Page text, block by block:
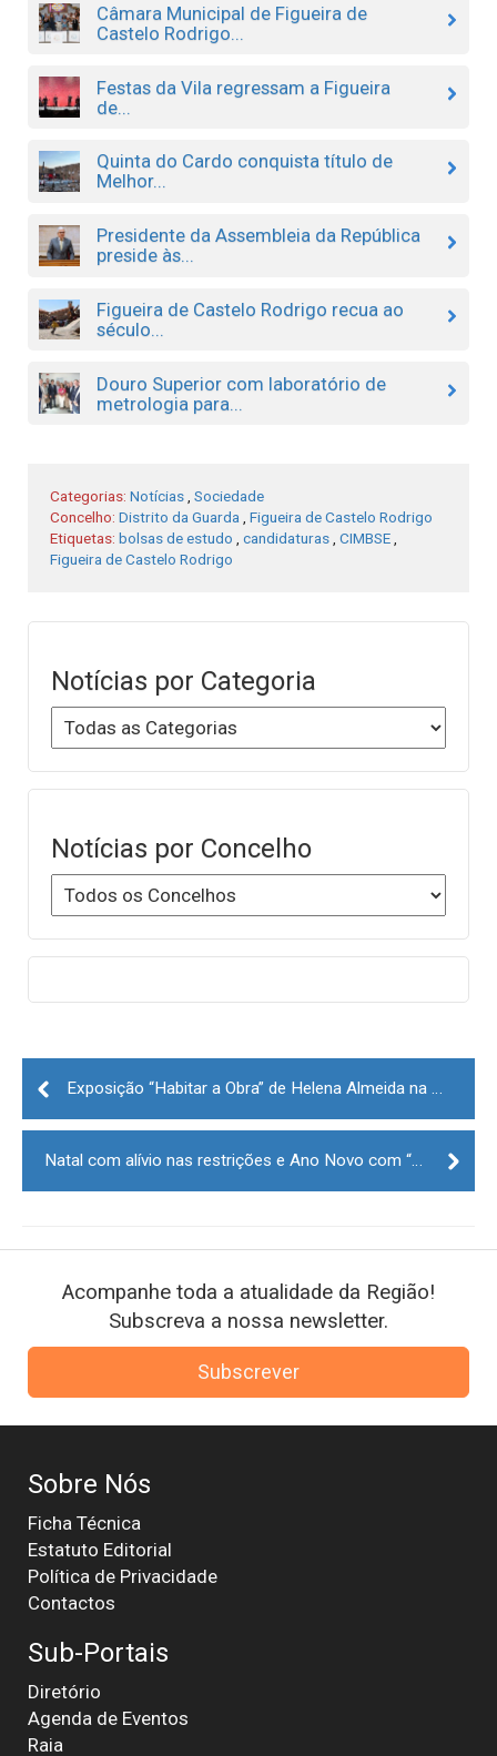
Câmara Municipal de Figueira de
Castelo Rodrigo...
Festas da Vila regressam a Figueira
de...
Quinta do Cardo conquista título de
Melhor...
Presidente da Assembleia da República
preside às...
Figueira de Castelo Rodrigo recua ao
século...
Douro Superior com laboratório de
metrologia para...
Categorias: Notícias, Sociedade
Concelho: Distrito da Guarda, Figueira de Castelo Rodrigo
Etiquetas: bolsas de estudo , candidaturas, CIMBSE,
Figueira de Castelo Rodrigo
Notícias por Categoria
Notícias por Concelho
Post
navigation
Exposição “Habitar a Obra” de Helena Almeida na Guarda até ao dia 24 de janeiro
Natal com alívio nas restrições e Ano Novo com “máxima contenção”
Acompanhe toda a atualidade da Região!
Subscreva a nossa newsletter.
Subscrever
Sobre Nós
Ficha Técnica
Estatuto Editorial
Política de Privacidade
Contactos
Sub-Portais
Diretório
Agenda de Eventos
Raia